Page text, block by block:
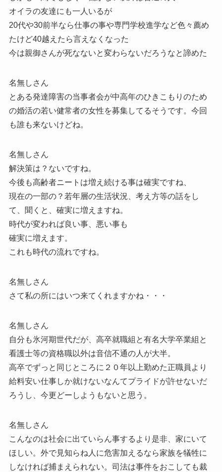
オイラの友達にも一人いるが
20代や30前半なら仕事の事や専門学校進学など色々薦め
たけど40越えたら言えなくなった
今は親御さんが死なないと変わらないだろうなと諦めた
名無しさん
とある発達障害の当事者会が中高年のひきこもりのため
の婚活の若い健常者の女性を募集してるそうです。今回
も誰も来ないけどね。
名無しさん
解決策は？ないですね。
今後も高齢者ニートは増え続ける事は確実ですね、
現在の一部の？若年層の生活状況、考え方等の話をし
て、聞くと、確実に増えますね。
時代が変われば良い事、悪い事も
確実に増えます。
これも時代の流れですね。
名無しさん
さて私の所にはいつ来てくれますかね・・・
名無しさん
自分も氷河期世代だが、高卒就職組と有名大学卒業組と
看護士等の資格職以外は音信不通の人が大半。
高卒でずっと同じところに２０年以上勤めた正職員より
給料安い仕事しか就けないなんてプライドが許せないだ
ろうし、今更どーしようもないと思う。
名無しさん
こんなのは社会に出ていらん事するより是非、家にいて
ほしい。外で見知らね人に危害加えるなら家族を犠牲に
しなければ捕まえられない。司法は事件をおこしても裁